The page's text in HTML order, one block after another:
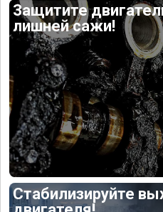
Защитите
лишней сажи!
Стабилизируйте